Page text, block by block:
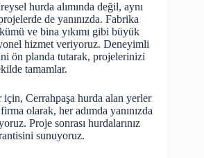
hurda alımında değil, aynı
de yanınızda. Fabrika
ve bina yıkımı gibi büyük
hizmet veriyoruz. Deneyimli
ön planda tutarak, projelerinizi
tamamlar.
Cerrahpaşa hurda alan yerler
olarak, her adımda yanınızda
Proje sonrası hurdalarınız
sunuyoruz.